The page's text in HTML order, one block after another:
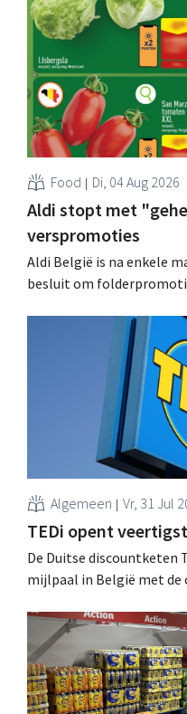
Food Di, 04 Aug 2026
Aldi stopt met
verspromoties
Aldi België is na enkele
besluit om
werking treden: "Onze
geïnformeerd worden." .
Algemeen Vr, 31 Jul
TEDi opent
De Duitse discountketen
mijlpaal in België met de